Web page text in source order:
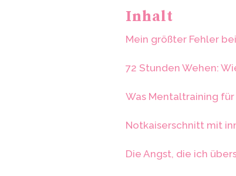
Inhalt
Mein größter Fehler
72 Stunden Wehen:
Was Mentaltraining
Notkaiserschnitt mit
Die Angst, die ich